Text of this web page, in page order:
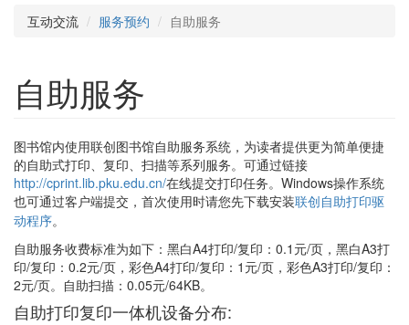
互动交流 服务预约 自助服务
自助服务
图书馆内使用联创图书馆自助服务系统，为读者提供更为简单便捷
的自助式打印、复印、扫描等系列服务。可通过链接
http://cprint.lib.pku.edu.cn/在线提交打印任务。Windows操作系统
也可通过客户端提交， 首次使用时请您先下载安装联创自助打印驱
动程序。
自助服务收费标准为如下：黑白A4打印/复印：0.1元/页，黑白A3打
印/复印：0.2元/页，彩色A4打印/复印：1元/页，彩色A3打印/复印：
2元/页。自助扫描：0.05元/64KB。
自助打印复印一体机设备分布: